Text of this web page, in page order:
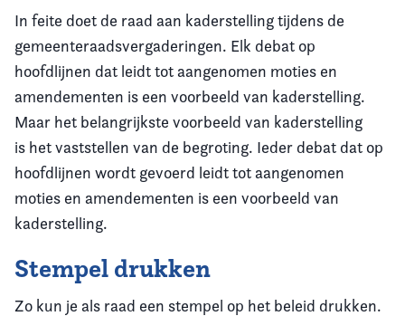
In feite doet de raad aan kaderstelling tijdens de
gemeenteraadsvergaderingen. Elk debat op
hoofdlijnen dat leidt tot aangenomen moties en
amendementen is een voorbeeld van kaderstelling.
Maar het belangrijkste voorbeeld van kaderstelling
is het vaststellen van de begroting. Ieder debat dat op
hoofdlijnen wordt gevoerd leidt tot aangenomen
moties en amendementen is een voorbeeld van
kaderstelling.
Stempel drukken
Zo kun je als raad een stempel op het beleid drukken.